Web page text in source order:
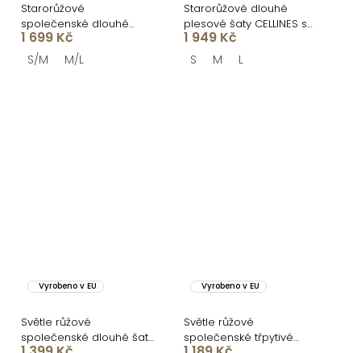
Starorůžové
společenské dlouhé
třpytivé šaty TARGET
1 699 Kč
S/M M/L
Starorůžové dlouhé
plesové šaty CELLINES se
šněrováním
1 949 Kč
S M L
Vyrobeno v EU
Světle růžové
společenské dlouhé šaty
Vyrobeno v EU
Světle růžové
společenské třpytivé